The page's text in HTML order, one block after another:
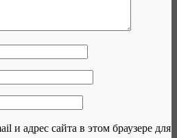
и адрес сайта в этом браузере для